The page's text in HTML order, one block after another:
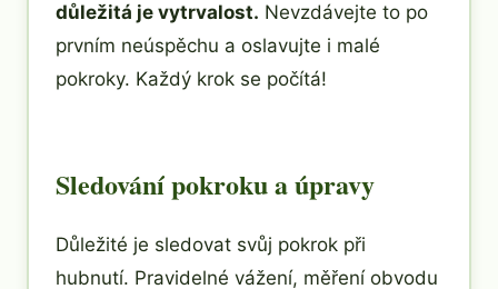
důležitá je vytrvalost. Nevzdávejte to po
prvním neúspěchu a oslavujte i malé
pokroky. Každý krok se počítá!
Sledování pokroku a úpravy
Důležité je sledovat svůj pokrok při
hubnutí. Pravidelné vážení, měření obvodu